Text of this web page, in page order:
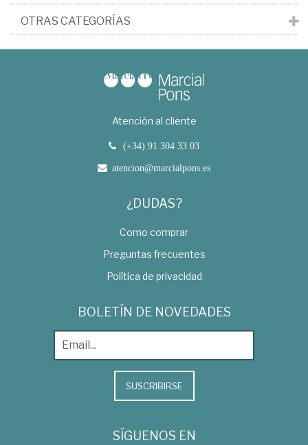
OTRAS CATEGORÍAS
Atención al cliente
(+34) 91 304 33 03
atencion@marcialpons.es
¿DUDAS?
Como comprar
Preguntas frecuentes
Política de privacidad
BOLETÍN DE NOVEDADES
SUSCRIBIRSE
SÍGUENOS EN